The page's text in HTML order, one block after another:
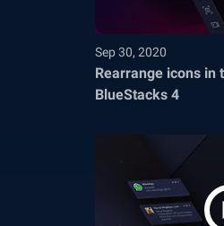
Sep 30, 2020
Rearrange icons in
BlueStacks 4